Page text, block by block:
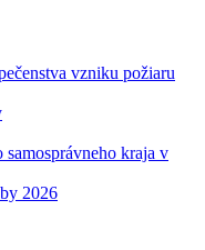
vzniku požiaru
kraja v
2026